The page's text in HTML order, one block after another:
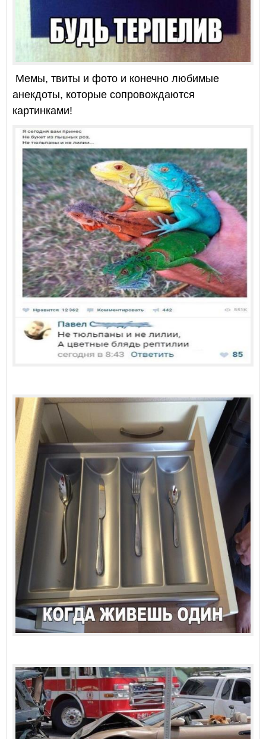
Мемы, твиты и фото и конечно любимые
анекдоты, которые сопровождаются
картинками!